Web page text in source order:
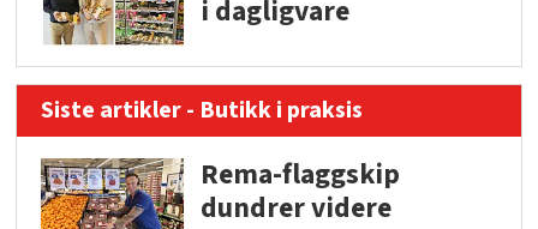
i dagligvare
Siste artikler - Butikk i praksis
Rema-flaggskip
dundrer videre